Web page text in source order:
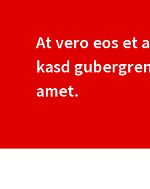
At vero eos et
kasd
amet.